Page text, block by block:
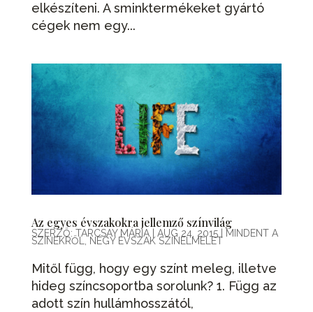
elkészíteni. A sminktermékeket gyártó
cégek nem egy...
Az egyes évszakokra jellemző színvilág
SZERZŐ:TARCSAY MÁRIA| AUG 24, 2015| MINDENT A
SZÍNEKRŐL NÉGY ÉVSZAK SZÍNELMÉLET
Mitől függ, hogy egy színt meleg, illetve
hideg színcsoportba sorolunk? 1. Függ az
adott szín hullámhosszától,